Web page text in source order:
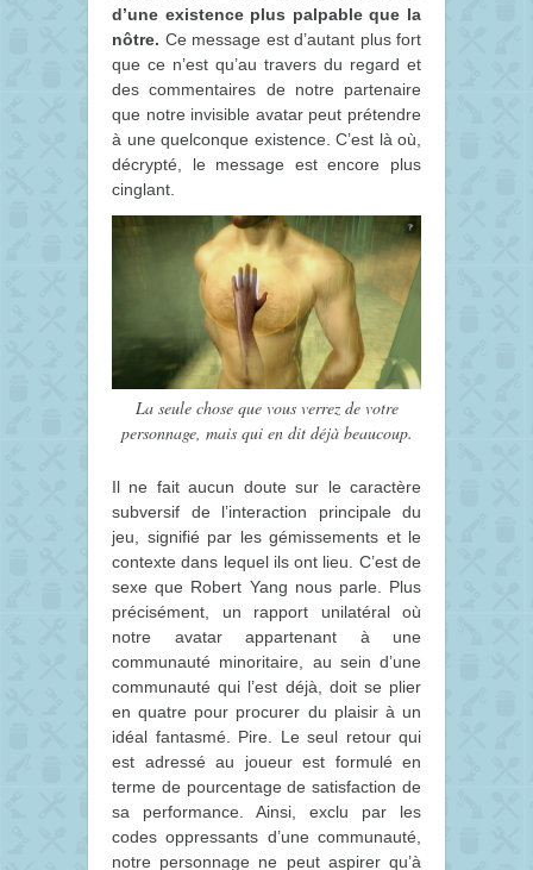
d’une existence plus palpable que la
nôtre. Ce message est d’autant plus fort
que ce n’est qu’au travers du regard et
des commentaires de notre partenaire
que notre invisible avatar peut prétendre
à une quelconque existence. C’est là où,
décrypté, le message est encore plus
cinglant.
La seule chose que vous verrez de votre
personnage, mais qui en dit déjà beaucoup.
Il ne fait aucun doute sur le caractère
subversif de l’interaction principale du
jeu, signifié par les gémissements et le
contexte dans lequel ils ont lieu. C’est de
sexe que Robert Yang nous parle. Plus
précisément, un rapport unilatéral où
notre avatar appartenant à une
communauté minoritaire, au sein d’une
communauté qui l’est déjà, doit se plier
en quatre pour procurer du plaisir à un
idéal fantasmé. Pire. Le seul retour qui
est adressé au joueur est formulé en
terme de pourcentage de satisfaction de
sa performance. Ainsi, exclu par les
codes oppressants d’une communauté,
notre personnage ne peut aspirer qu’à